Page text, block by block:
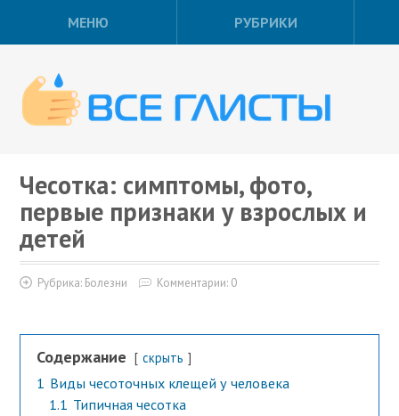
МЕНЮ РУБРИКИ
Чесотка: симптомы, фото,
первые признаки у взрослых и
детей
Рубрика: Болезни Комментарии: 0
Содержание скрыть
1 Виды чесоточных клещей у человека
1.1 Типичная чесотка